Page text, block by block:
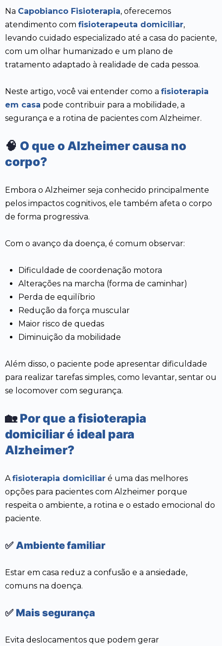
Na Capobianco Fisioterapia, oferecemos
atendimento com fisioterapeuta domiciliar,
levando cuidado especializado até a casa do paciente,
com um olhar humanizado e um plano de
tratamento adaptado à realidade de cada pessoa.
Neste artigo, você vai entender como a fisioterapia
em casa pode contribuir para a mobilidade, a
segurança e a rotina de pacientes com Alzheimer.
🧠 O que o Alzheimer causa no
corpo?
Embora o Alzheimer seja conhecido principalmente
pelos impactos cognitivos, ele também afeta o corpo
de forma progressiva.
Com o avanço da doença, é comum observar:
Dificuldade de coordenação motora
Alterações na marcha (forma de caminhar)
Perda de equilíbrio
Redução da força muscular
Maior risco de quedas
Diminuição da mobilidade
Além disso, o paciente pode apresentar dificuldade
para realizar tarefas simples, como levantar, sentar ou
se locomover com segurança.
🏡 Por que a fisioterapia
domiciliar é ideal para
Alzheimer?
Afisioterapia domiciliar é uma das melhores
opções para pacientes com Alzheimer porque
respeita o ambiente, a rotina e o estado emocional do
paciente.
✅ Ambiente familiar
Estar em casa reduz a confusão e a ansiedade,
comuns na doença.
✅ Mais segurança
Evita deslocamentos que podem gerar